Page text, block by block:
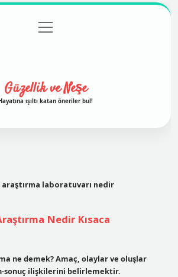
Gizlilik Politikası
menüyü
aç
Güzellik ve Neşe
ışıltı katan öneriler bul!
araştırma laboratuvarı nedir
Nedir Kısaca
ne demek? Amaç, olaylar ve oluşlar
sonuç ilişkilerini belirlemektir.